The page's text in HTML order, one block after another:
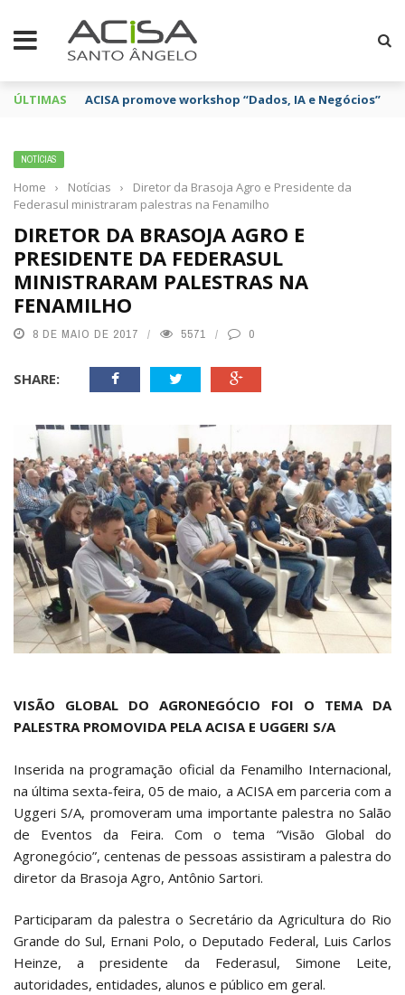
ÚLTIMAS ACISA promove workshop “Dados, IA e Negócios”
NOTÍCIAS
Home › Notícias ›
Diretor da Brasoja Agro e Presidente da
Federasul ministraram palestras na Fenamilho
DIRETOR DA BRASOJA AGRO E
PRESIDENTE DA FEDERASUL
MINISTRARAM PALESTRAS NA
FENAMILHO
8 DE MAIO DE 2017 5571 0
SHARE:
VISÃO GLOBAL DO AGRONEGÓCIO FOI O TEMA DA
PALESTRA PROMOVIDA PELA ACISA E UGGERI S/A
Inserida na programação oficial da Fenamilho Internacional,
na última sexta-feira, 05 de maio, a ACISA em parceria com a
Uggeri S/A, promoveram uma importante palestra no Salão
de Eventos da Feira. Com o tema “Visão Global do
Agronegócio”, centenas de pessoas assistiram a palestra do
diretor da Brasoja Agro, Antônio Sartori.
Participaram da palestra o Secretário da Agricultura do Rio
Grande do Sul, Ernani Polo, o Deputado Federal, Luis Carlos
Heinze, a presidente da Federasul, Simone Leite,
autoridades, entidades, alunos e público em geral.